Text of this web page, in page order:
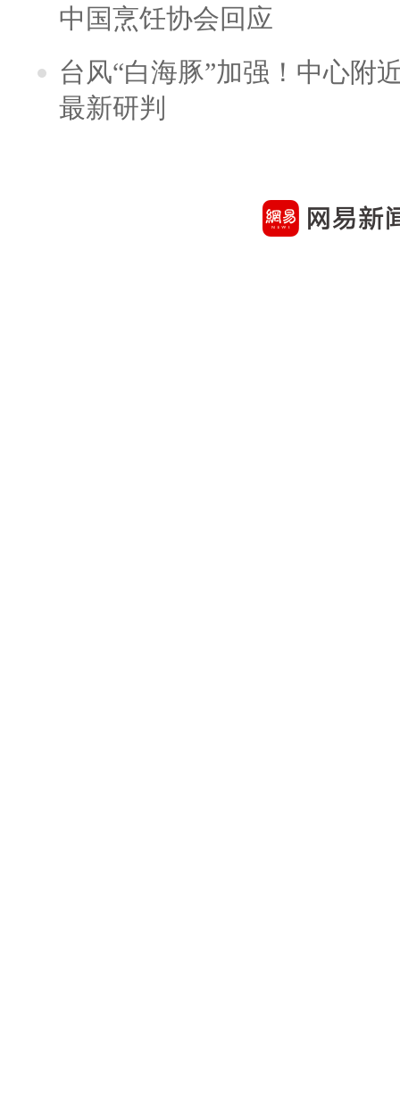
中国烹饪协会回应
台风“白海豚”加强！中心附
最新研判